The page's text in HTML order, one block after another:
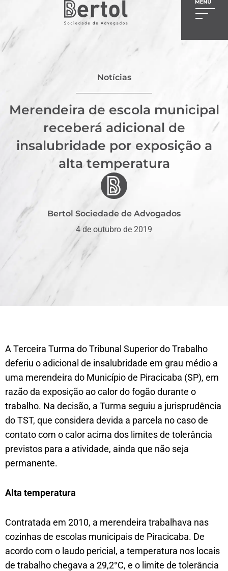
Notícias
Merendeira de escola municipal
receberá adicional de
insalubridade por exposição a
alta temperatura
Bertol Sociedade de Advogados
4 de outubro de 2019
A Terceira Turma do Tribunal Superior do Trabalho
deferiu o adicional de insalubridade em grau médio a
uma merendeira do Município de Piracicaba (SP), em
razão da exposição ao calor do fogão durante o
trabalho. Na decisão, a Turma seguiu a jurisprudência
do TST, que considera devida a parcela no caso de
contato com o calor acima dos limites de tolerância
previstos para a atividade, ainda que não seja
permanente.
Alta temperatura
Contratada em 2010, a merendeira trabalhava nas
cozinhas de escolas municipais de Piracicaba. De
acordo com o laudo pericial, a temperatura nos locais
de trabalho chegava a 29,2°C, e o limite de tolerância